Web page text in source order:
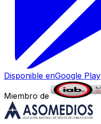
Disponible enGoogle Play
Miembro de